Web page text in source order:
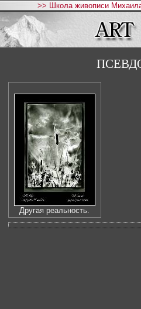
>> Школа живописи
Другая реальность.